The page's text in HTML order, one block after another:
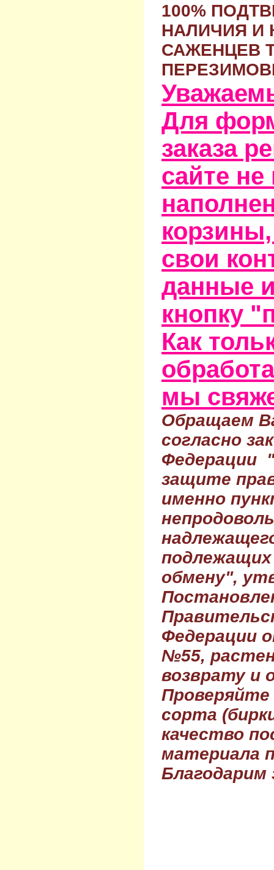
100%
НАЛИЧИЯ И
САЖЕНЦЕВ
Для
заказа
сайте
свои
данные
кнопку
Как
мы
Обращаем
согласно
Федерации
защите
именно
обмену",
Федерации
№55,
возврату и
Проверяйте
сорта
качество
материала
Благодарим